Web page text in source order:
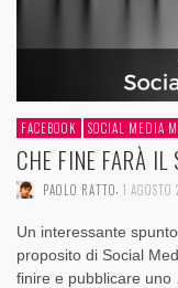
FACEBOOK SOCIAL MEDIA
CHE FINE FARÀ
PAOLO RATTO 1 AGOSTO
Un interessante
proposito di Social
finire e pubblicare uno